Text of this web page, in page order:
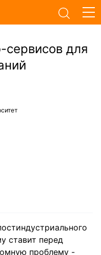
сервисов для
ставит перед
проблему -